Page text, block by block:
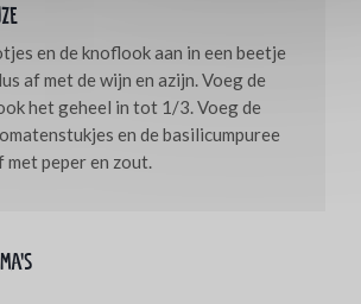
en de knoflook aan in een beetje
af met de wijn en azijn. Voeg de
het geheel in tot 1/3. Voeg de
en de basilicumpuree
met peper en zout.